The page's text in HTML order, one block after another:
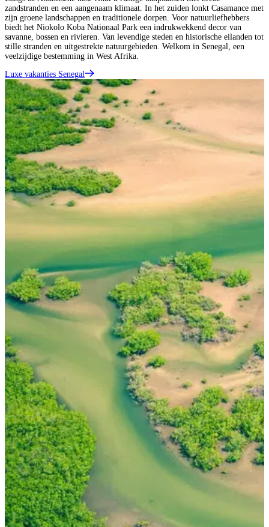
zandstranden en een aangenaam klimaat. In het zuiden lonkt Casamance met
zijn groene landschappen en traditionele dorpen. Voor natuurliefhebbers
biedt het Niokolo Koba Nationaal Park een indrukwekkend decor van
savanne, bossen en rivieren. Van levendige steden en historische eilanden tot
stille stranden en uitgestrekte natuurgebieden. Welkom in Senegal, een
veelzijdige bestemming in West Afrika.
Luxe vakanties Senegal